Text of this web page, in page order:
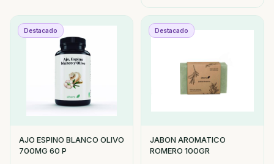
Destacado
AJO ESPINO BLANCO OLIVO
700MG 60 P
Destacado
JABON AROMATICO
ROMERO 100GR